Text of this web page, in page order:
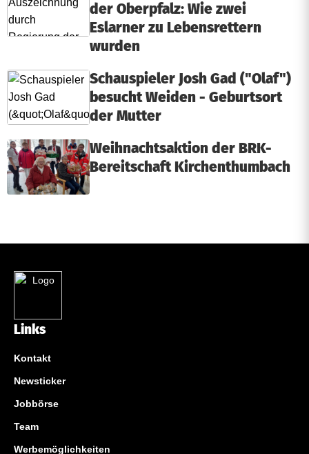
der Oberpfalz: Wie zwei
Eslarner zu Lebensrettern
wurden
Schauspieler Josh Gad ("Olaf")
besucht Weiden - Geburtsort
der Mutter
Weihnachtsaktion der BRK-
Bereitschaft Kirchenthumbach
Links
Kontakt
Newsticker
Jobbörse
Team
Werbemöglichkeiten